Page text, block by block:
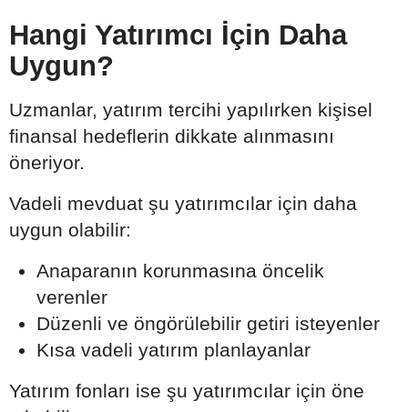
Hangi Yatırımcı İçin Daha
Uygun?
Uzmanlar, yatırım tercihi yapılırken kişisel
finansal hedeflerin dikkate alınmasını
öneriyor.
Vadeli mevduat şu yatırımcılar için daha
uygun olabilir:
Anaparanın korunmasına öncelik
verenler
Düzenli ve öngörülebilir getiri isteyenler
Kısa vadeli yatırım planlayanlar
Yatırım fonları ise şu yatırımcılar için öne